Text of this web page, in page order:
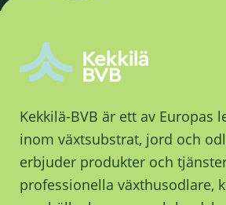
Kekkilä-BVB är ett av Europas
inom växtsubstrat, jord och
erbjuder produkter och
professionella växthusodlare,